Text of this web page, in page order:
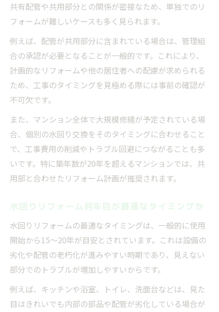
共有配管や共用部分との関係が密接なため、単独でのリ
フォームが難しいケースも多く見られます。
例えば、配管が共用部分に含まれている場合は、管理組
合の承認が必要となることが一般的です。これにより、
計画的なリフォームや他の居住者への配慮が求められる
ため、工事のタイミングを見極める際には事前の確認が
不可欠です。
また、マンション全体で大規模修繕が予定されている場
合、個別の水回り交換をそのタイミングに合わせること
で、工事費用の削減やトラブル回避につながることも多
いです。特に築年数が20年を超えるマンションでは、共
用部と合わせたリフォーム計画が推奨されます。
水回りリフォーム何年目が最適なタイミングか
水回りリフォームの最適なタイミングは、一般的に使用
開始から15〜20年が目安とされています。これは設備の
劣化や配管の老朽化が進みやすい時期であり、見えない
部分でのトラブルが増加しやすいからです。
例えば、キッチンや浴室、トイレ、洗面台などは、見た
目はきれいでも内部の部品や配管が劣化している場合が